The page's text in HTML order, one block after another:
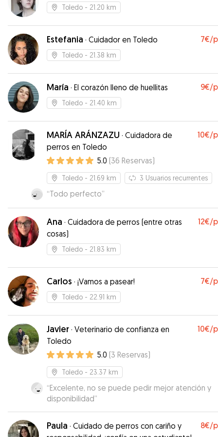
Toledo - 21.20 km
Estefania · Cuidador en Toledo 7€/
Toledo - 21.38 km
María · El corazón lleno de huellitas 9€/
Toledo - 21.40 km
MARÍA ARÁNZAZU · Cuidadora de
perros en Toledo
10€/
5.0 (36 Reservas)
Toledo - 21.69 km 3 Usuarios recurrentes
“Todo perfecto”
Ana · Cuidadora de perros (entre otras
cosas)
12€/
Toledo - 21.83 km
Carlos · ¡Vamos a pasear! 7€/
Toledo - 22.91 km
Javier · Veterinario de confianza en
Toledo
10€/
5.0 (3 Reservas)
Toledo - 23.37 km
“Excelente, no se puede pedir mejor atención y
disponibilidad”
Paula · Cuidado de perros con cariño y
8€/